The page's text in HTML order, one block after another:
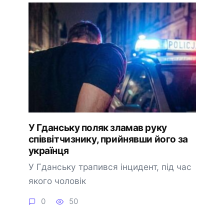
У Гданську поляк зламав руку
співвітчизнику, прийнявши його за
українця
У Гданську трапився інцидент, під час
якого чоловік
0 50